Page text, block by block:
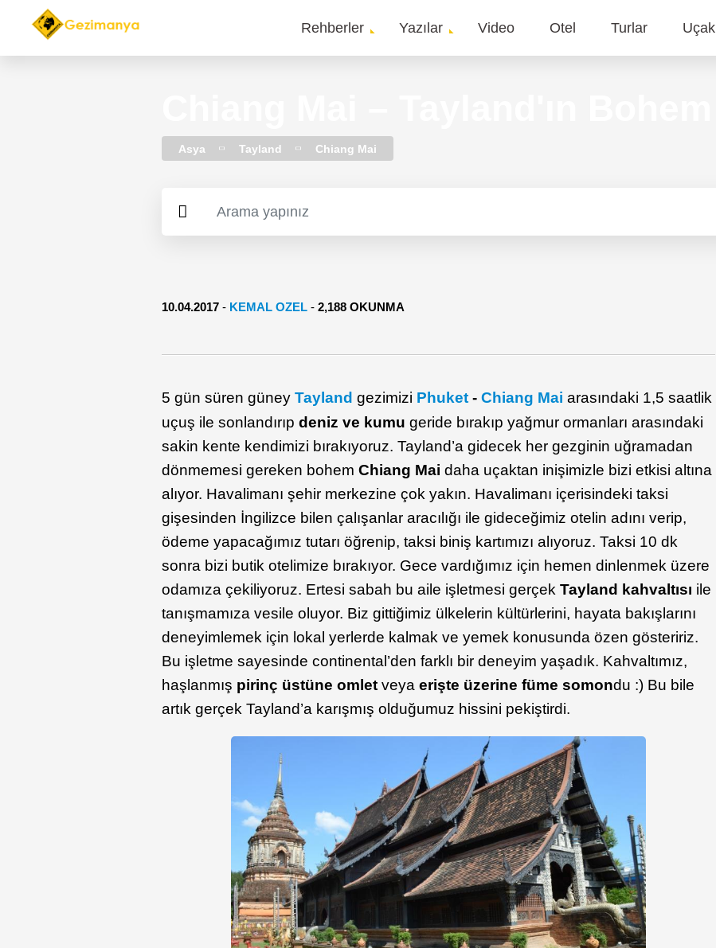
Main
Rehberler Yazılar Video Otel Turlar Uçak
Asya Tayland Chiang Mai
10.04.2017 - KEMAL OZEL -2,188 OKUNMA
5 gün süren güneyTayland gezimizi Phuket -Chiang Mai arasındaki 1,5 saatlik
uçuş ile sonlandırıpdeniz ve kumu geride bırakıp yağmur ormanları arasındaki
sakin kente kendimizi bırakıyoruz. Tayland’a gidecek her gezginin uğramadan
dönmemesi gereken bohemChiang Mai daha uçaktan inişimizle bizi etkisi altına
alıyor. Havalimanı şehir merkezine çok yakın. Havalimanı içerisindeki taksi
gişesinden İngilizce bilen çalışanlar aracılığı ile gideceğimiz otelin adını verip,
ödeme yapacağımız tutarı öğrenip, taksi biniş kartımızı alıyoruz. Taksi 10 dk
sonra bizi butik otelimize bırakıyor. Gece vardığımız için hemen dinlenmek üzere
odamıza çekiliyoruz. Ertesi sabah bu aile işletmesi gerçekTayland kahvaltısı ile
tanışmamıza vesile oluyor. Biz gittiğimiz ülkelerin kültürlerini, hayata bakışlarını
deneyimlemek için lokal yerlerde kalmak ve yemek konusunda özen gösteririz.
Bu işletme sayesinde continental’den farklı bir deneyim yaşadık. Kahvaltımız,
haşlanmış pirinç üstüne omlet veyaerişte üzerine füme somondu :) Bu bile
artık gerçek Tayland’a karışmış olduğumuz hissini pekiştirdi.